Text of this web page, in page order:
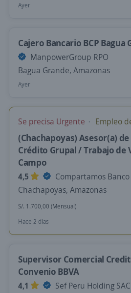
Ayer
Cajero Bancario BCP Bagua
ManpowerGroup RPO
Bagua Grande, Amazonas
Ayer
Se precisa Urgente Empleo
(Chachapoyas) Asesor(a)
Crédito Grupal / Trabajo de
Campo
4,5
Compartamos Banco
Chachapoyas, Amazonas
S/. 1.700,00 (Mensual)
Hace 2 días
Supervisor Comercial
Convenio BBVA
4,1
Sef Peru Holding SAC